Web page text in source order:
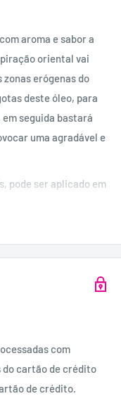
aroma e sabor a
oriental vai
erógenas do
deste óleo, para
seguida bastará
uma agradável e
pode ser aplicado em
com
do cartão de crédito
de crédito.